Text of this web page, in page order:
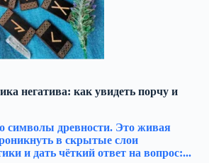
негатива: как увидеть порчу и
символы древности. Это живая
в скрытые слои
и дать чёткий ответ на вопрос:...